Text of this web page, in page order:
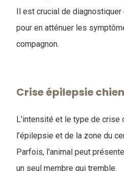
Il est crucial de
pour en atténuer les
compagnon.
Crise épilepsie
L'intensité et le type de crise
l’épilepsie et de la zone du
Parfois, l'animal peut
un seul membre qui tremble.